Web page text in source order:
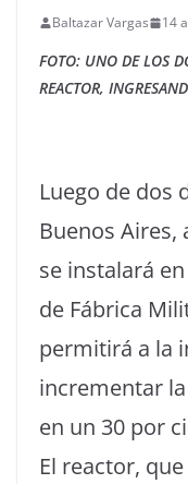
Baltazar Vargas 14
FOTO: UNO DE LOS
REACTOR,
Luego de dos
Buenos Aires,
se instalará
de Fábrica
permitirá a la
incrementar
en un 30 por
El reactor,